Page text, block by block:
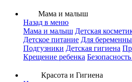
Мама и малыш
Назад в меню
Мама и малыш Детская
Детское питание Для
Подгузники Детская гигиена
Крещение ребенка
Красота и Гигиена